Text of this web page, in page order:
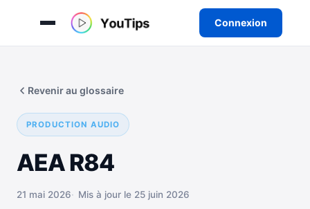
Connexion
contenu
PRODUCTION AUDIO
AEA R84
Revenir au glossaire
21 mai 2026 Mis à jour le 25 juin 2026